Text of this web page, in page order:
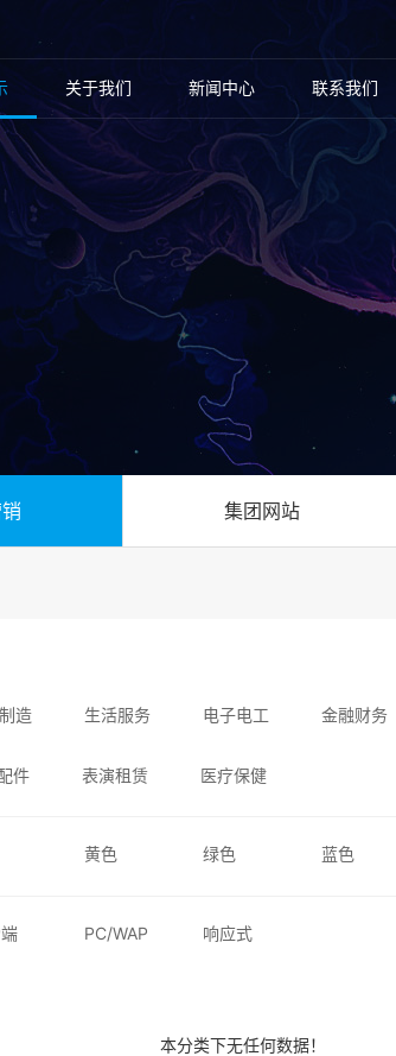
关于我们 新闻中心 联系我们
集团网站
造 生活服务 电子电工 金融财务
件 表演租赁 医疗保健
黄色 绿色 蓝色
PC/WAP 响应式
本分类下无任何数据！